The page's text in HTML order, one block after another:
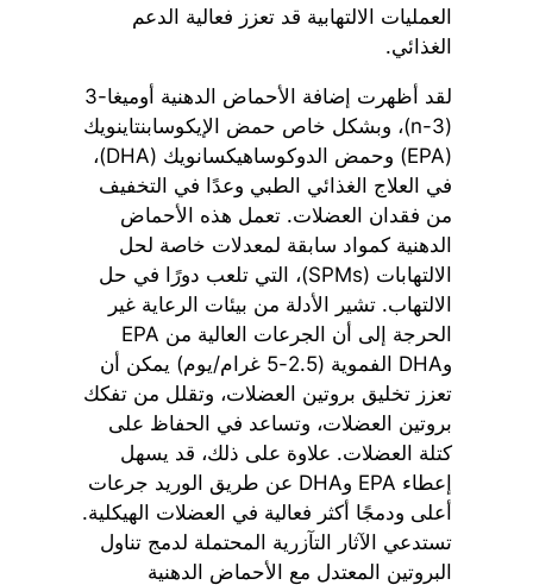
العمليات الالتهابية قد تعزز فعالية الدعم
الغذائي.
لقد أظهرت إضافة الأحماض الدهنية أوميغا-3
(n-3)، وبشكل خاص حمض الإيكوسابنتاينويك
(EPA) وحمض الدوكوساهيكسانويك (DHA)،
في العلاج الغذائي الطبي وعدًا في التخفيف
من فقدان العضلات. تعمل هذه الأحماض
الدهنية كمواد سابقة لمعدلات خاصة لحل
الالتهابات (SPMs)، التي تلعب دورًا في حل
الالتهاب. تشير الأدلة من بيئات الرعاية غير
الحرجة إلى أن الجرعات العالية من EPA
وDHA الفموية (2.5-5 غرام/يوم) يمكن أن
تعزز تخليق بروتين العضلات، وتقلل من تفكك
بروتين العضلات، وتساعد في الحفاظ على
كتلة العضلات. علاوة على ذلك، قد يسهل
إعطاء EPA وDHA عن طريق الوريد جرعات
أعلى ودمجًا أكثر فعالية في العضلات الهيكلية.
تستدعي الآثار التآزرية المحتملة لدمج تناول
البروتين المعتدل مع الأحماض الدهنية